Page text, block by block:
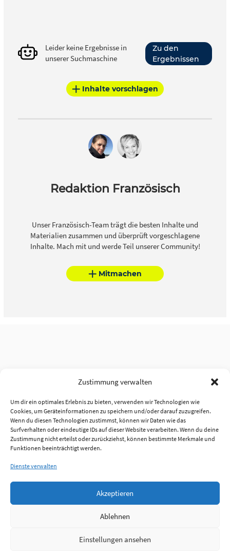
Zustimmung verwalten
Um dir ein optimales Erlebnis zu bieten, verwenden wir Technologien wie
Cookies, um Geräteinformationen zu speichern und/oder darauf zuzugreifen.
Wenn du diesen Technologien zustimmst, können wir Daten wie das
Surfverhalten oder eindeutige IDs auf dieser Website verarbeiten. Wenn du deine
Zustimmung nicht erteilst oder zurückziehst, können bestimmte Merkmale und
Funktionen beeinträchtigt werden.
Dienste verwalten
Akzeptieren
Ablehnen
Einstellungen ansehen
Leider keine Ergebnisse in
unserer Suchmaschine
Zu den
Ergebnissen
Inhalte vorschlagen
Redaktion Französisch
Unser Französisch-Team trägt die besten Inhalte und
Materialien zusammen und überprüft vorgeschlagene
Inhalte. Mach mit und werde Teil unserer Community!
Mitmachen
Anmelden